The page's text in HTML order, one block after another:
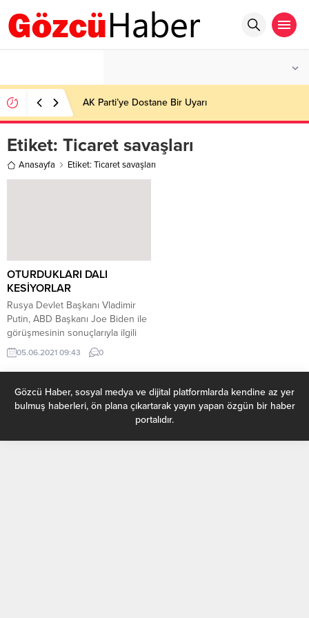
AK Parti’ye Dostane Bir Uyarı
Etiket: Ticaret savaşları
Anasayfa Etiket: Ticaret savaşları
OTURDUKLARI DALI
KESİYORLAR
Rusya Devlet Başkanı Vladimir
Putin, ABD Başkanı Joe Biden ile
görüşmesinin sonuçlarıyla ilgili
çok büyük bir gelişme
beklemediğini söyledi. Putin, St.
Petersburg Uluslararası Ekonomi
Forumu kapsamında, Rus haber
ajansı TASS tarafından organize
edilen, Anadolu Ajansı (AA) Genel
Yönetmeni Yusuf Özhan’ın da yer
05.06.2021 09:43 0
Gözcü Haber, sosyal medya ve dijital platformlarda kendine az yer
bulmuş haberleri, ön plana çıkartarak yayın yapan özgün bir haber
portalıdır.